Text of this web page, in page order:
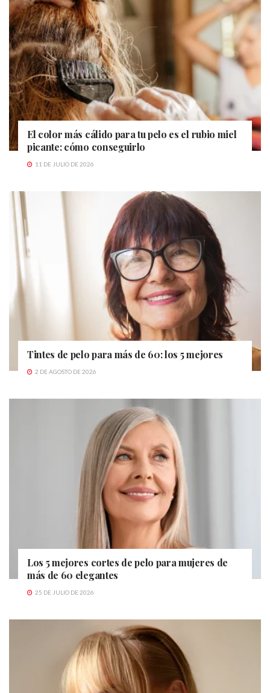
El color más cálido para tu pelo es el rubio miel
picante: cómo conseguirlo
11 DE JULIO DE 2026
Tintes de pelo para más de 60: los 5 mejores
2 DE AGOSTO DE 2026
Los 5 mejores cortes de pelo para mujeres de
más de 60 elegantes
25 DE JULIO DE 2026